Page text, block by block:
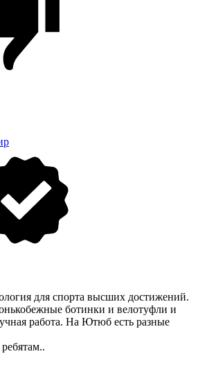
для спорта высших достижений.
ботинки и велотуфли и
работа. На Ютюб есть разные